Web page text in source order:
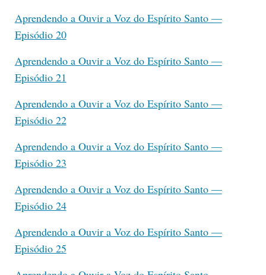
Aprendendo a Ouvir a Voz do Espírito Santo —
Episódio 20
Aprendendo a Ouvir a Voz do Espírito Santo —
Episódio 21
Aprendendo a Ouvir a Voz do Espírito Santo —
Episódio 22
Aprendendo a Ouvir a Voz do Espírito Santo —
Episódio 23
Aprendendo a Ouvir a Voz do Espírito Santo —
Episódio 24
Aprendendo a Ouvir a Voz do Espírito Santo —
Episódio 25